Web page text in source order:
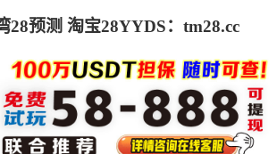
28预测 淘宝28YYDS：tm28.cc